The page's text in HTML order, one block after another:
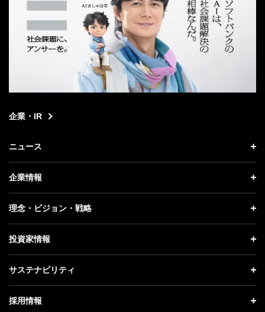
企業・IR
ニュース
ニュース トップ
プレスリリース
更新情報
記者説明会
企業情報
企業情報 トップ
社長メッセージ
事業紹介
ガバナンス
理念・ビジョン・戦略
理念・ビジョン・戦略 トップ
成長戦略「Activate AI for Society」
人材戦略
投資家情報
投資家情報 トップ
経営方針
サステナビリティ
サステナビリティ トップ
採用情報